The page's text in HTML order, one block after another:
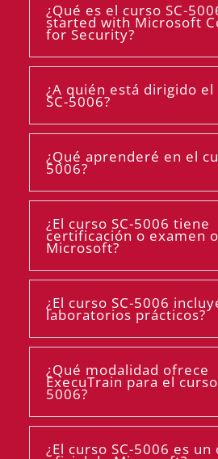
¿Qué es el curso SC-
started with Microsoft
for Security?
¿A quién está dirigido el
SC-5006?
¿Qué aprenderé en el
5006?
¿El curso SC-5006 tiene
certificación o examen
Microsoft?
¿El curso SC-5006
laboratorios prácticos?
¿Qué modalidad ofrece
ExecuTrain para el curso
5006?
¿El curso SC-5006 es un